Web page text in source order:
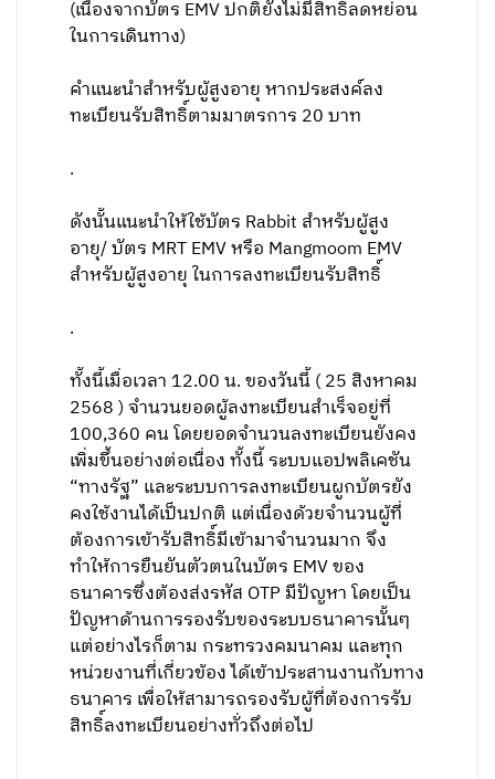
(เนื่องจากบัตร EMV ปกติยังไม่มีสิทธิ์ลดหย่อน
ในการเดินทาง)
คำแนะนำสำหรับผู้สูงอายุ หากประสงค์ลง
ทะเบียนรับสิทธิ์ตามมาตรการ 20 บาท
.
ดังนั้นแนะนำให้ใช้บัตร Rabbit สำหรับผู้สูง
อายุ/ บัตร MRT EMV หรือ Mangmoom EMV
สำหรับผู้สูงอายุ ในการลงทะเบียนรับสิทธิ์
.
ทั้งนี้เมื่อเวลา 12.00 น. ของวันนี้ ( 25 สิงหาคม
2568 ) จำนวนยอดผู้ลงทะเบียนสำเร็จอยู่ที่
100,360 คน โดยยอดจำนวนลงทะเบียนยังคง
เพิ่มขึ้นอย่างต่อเนื่อง ทั้งนี้ ระบบแอปพลิเคชัน
“ทางรัฐ” และระบบการลงทะเบียนผูกบัตรยัง
คงใช้งานได้เป็นปกติ แต่เนื่องด้วยจำนวนผู้ที่
ต้องการเข้ารับสิทธิ์มีเข้ามาจำนวนมาก จึง
ทำให้การยืนยันตัวตนในบัตร EMV ของ
ธนาคารซึ่งต้องส่งรหัส OTP มีปัญหา โดยเป็น
ปัญหาด้านการรองรับของระบบธนาคารนั้นๆ
แต่อย่างไรก็ตาม กระทรวงคมนาคม และทุก
หน่วยงานที่เกี่ยวข้อง ได้เข้าประสานงานกับทาง
ธนาคาร เพื่อให้สามารถรองรับผู้ที่ต้องการรับ
สิทธิ์ลงทะเบียนอย่างทั่วถึงต่อไป